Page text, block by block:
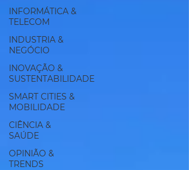
INFORMÁTICA &
TELECOM
INDUSTRIA &
NEGÓCIO
INOVAÇÃO &
SUSTENTABILIDADE
SMART CITIES &
MOBILIDADE
CIÊNCIA &
SAÚDE
OPINIÃO &
TRENDS